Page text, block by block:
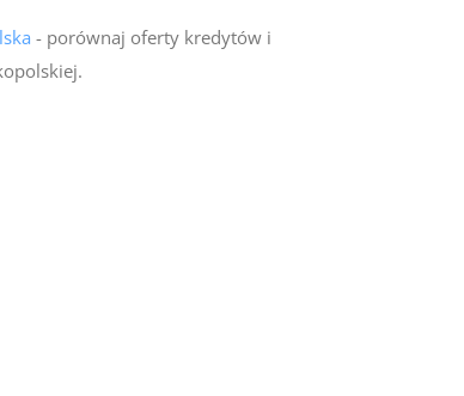
- porównaj oferty kredytów i